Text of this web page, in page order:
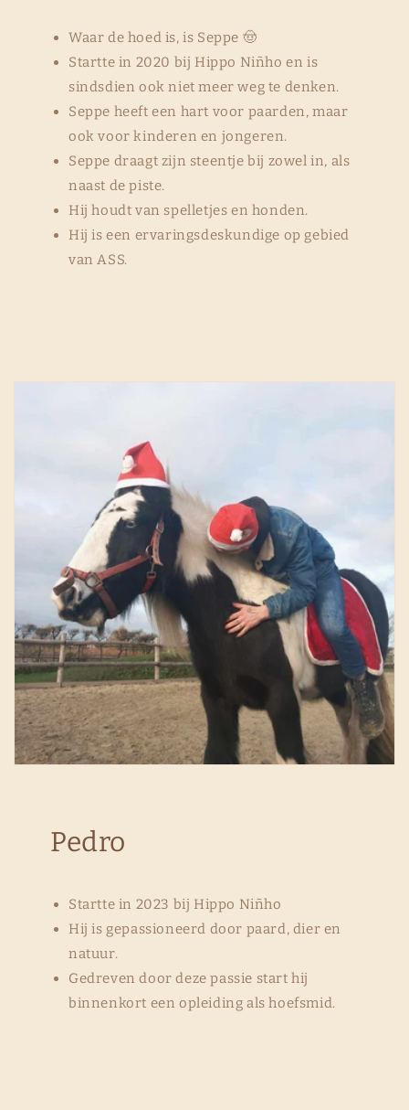
Waar de hoed is, is Seppe 🤠
Startte in 2020 bij Hippo Niñho en is
sindsdien ook niet meer weg te denken.
Seppe heeft een hart voor paarden, maar
ook voor kinderen en jongeren.
Seppe draagt zijn steentje bij zowel in, als
naast de piste.
Hij houdt van spelletjes en honden.
Hij is een ervaringsdeskundige op gebied
van ASS.
Pedro
Startte in 2023 bij Hippo Niñho
Hij is gepassioneerd door paard, dier en
natuur.
Gedreven door deze passie start hij
binnenkort een opleiding als hoefsmid.